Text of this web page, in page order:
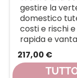
gestire la
domestico
costi e rischi
rapida e
217,00 €